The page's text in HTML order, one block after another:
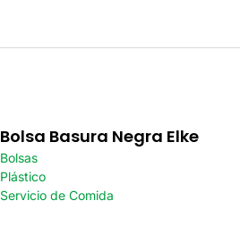
Bolsa Basura Negra Elke
Bolsas
Plástico
Servicio de Comida